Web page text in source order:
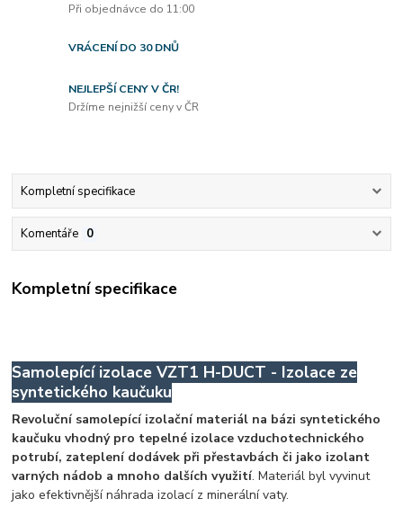
Při objednávce do 11:00
VRÁCENÍ DO 30 DNŮ
NEJLEPŠÍ CENY V ČR!
Držíme nejnižší ceny v ČR
Kompletní specifikace
Komentáře 0
Kompletní specifikace
Samolepící izolace VZT1 H-DUCT - Izolace ze
syntetického kaučuku
Revoluční samolepící izolační materiál na bázi syntetického
kaučuku vhodný pro tepelné izolace vzduchotechnického
potrubí, zateplení dodávek při přestavbách či jako izolant
varných nádob a mnoho dalších využití. Materiál byl vyvinut
jako efektivnější náhrada izolací z minerální vaty.